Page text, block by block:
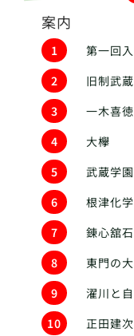
案内
1
第一回
2
旧制武
3
一木喜
4
大欅
5
武蔵学
6
根津化
7
錬心舘
8
東門の
9
濯川と
10
正田建